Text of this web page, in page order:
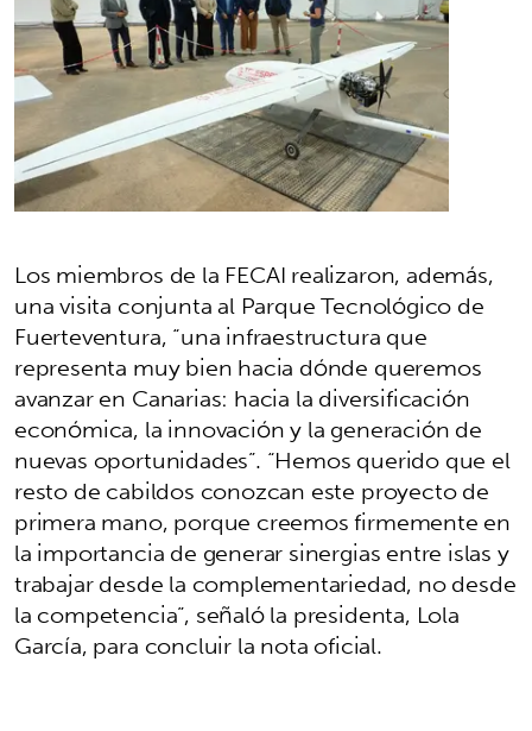
Los miembros de la FECAI realizaron, además,
una visita conjunta al Parque Tecnológico de
Fuerteventura, “una infraestructura que
representa muy bien hacia dónde queremos
avanzar en Canarias: hacia la diversificación
económica, la innovación y la generación de
nuevas oportunidades”. “Hemos querido que el
resto de cabildos conozcan este proyecto de
primera mano, porque creemos firmemente en
la importancia de generar sinergias entre islas y
trabajar desde la complementariedad, no desde
la competencia”, señaló la presidenta, Lola
García, para concluir la nota oficial.